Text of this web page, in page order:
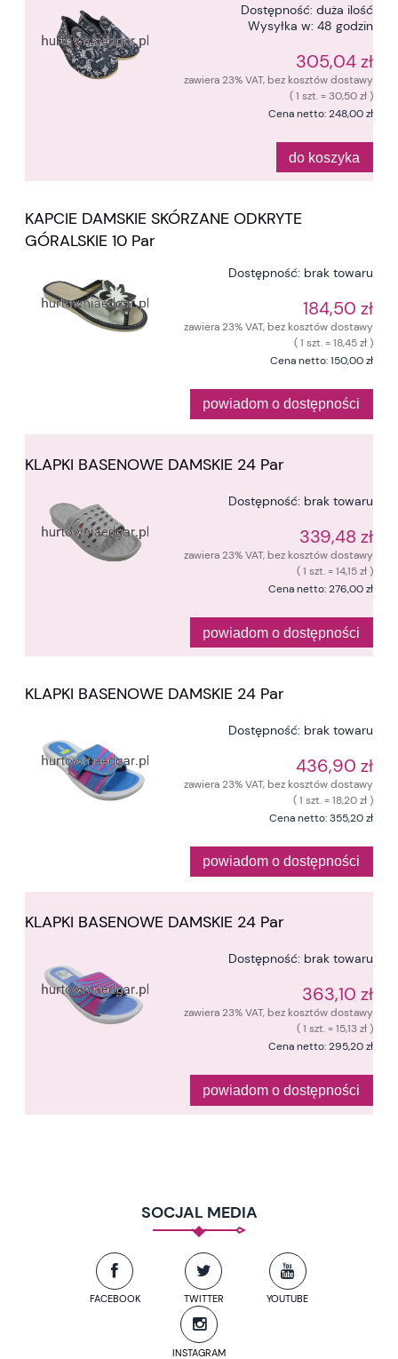
Dostępność: duża ilość
Wysyłka w: 48 godzin
305,04 zł
zawiera 23% VAT, bez kosztów dostawy
( 1 szt. = 30,50 zł )
Cena netto:248,00 zł
do koszyka
KAPCIE DAMSKIE SKÓRZANE ODKRYTE
GÓRALSKIE 10 Par
Dostępność: brak towaru
184,50 zł
zawiera 23% VAT, bez kosztów dostawy
( 1 szt. = 18,45 zł )
Cena netto:150,00 zł
powiadom o dostępności
KLAPKI BASENOWE DAMSKIE 24 Par
Dostępność: brak towaru
339,48 zł
zawiera 23% VAT, bez kosztów dostawy
( 1 szt. = 14,15 zł )
Cena netto:276,00 zł
powiadom o dostępności
KLAPKI BASENOWE DAMSKIE 24 Par
Dostępność: brak towaru
436,90 zł
zawiera 23% VAT, bez kosztów dostawy
( 1 szt. = 18,20 zł )
Cena netto:355,20 zł
powiadom o dostępności
KLAPKI BASENOWE DAMSKIE 24 Par
Dostępność: brak towaru
363,10 zł
zawiera 23% VAT, bez kosztów dostawy
( 1 szt. = 15,13 zł )
Cena netto:295,20 zł
powiadom o dostępności
SOCJAL MEDIA
FACEBOOK TWITTER YOUTUBE
INSTAGRAM